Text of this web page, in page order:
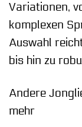
Variationen,
komplexen
Auswahl
bis hin zu
Andere
mehr